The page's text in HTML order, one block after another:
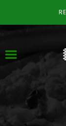
ACCUEIL